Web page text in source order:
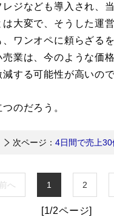
レジなども導入され、
大変で、そうした運
ワンオペに頼らざる
業は、今のような価
する可能性が高いの
のだろう。
次ページ： 4日間で売上30
前へ 1 2
[1/2ページ]